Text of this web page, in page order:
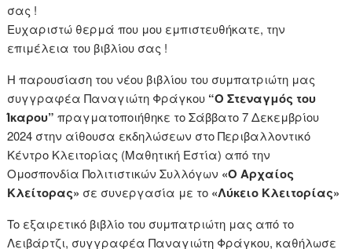
σας !
Ευχαριστώ θερμά που μου εμπιστευθήκατε, την
επιμέλεια του βιβλίου σας !
Η παρουσίαση του νέου βιβλίου του συμπατριώτη μας
συγγραφέα Παναγιώτη Φράγκου “Ο Στεναγμός του
Ίκαρου” πραγματοποιήθηκε το Σάββατο 7 Δεκεμβρίου
2024 στην αίθουσα εκδηλώσεων στο Περιβαλλοντικό
Κέντρο Κλειτορίας (Μαθητική Εστία) από την
Ομοσπονδία Πολιτιστικών Συλλόγων «Ο Αρχαίος
Κλείτορας» σε συνεργασία με το «Λύκειο Κλειτορίας»
To εξαιρετικό βιβλίο του συμπατριώτη μας από το
Λειβάρτζι, συγγραφέα Παναγιώτη Φράγκου, καθήλωσε